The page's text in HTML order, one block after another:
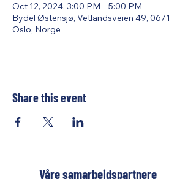
Oct 12, 2024, 3:00 PM – 5:00 PM
Bydel Østensjø, Vetlandsveien 49, 0671
Oslo, Norge
Share this event
Våre samarbeidspartnere